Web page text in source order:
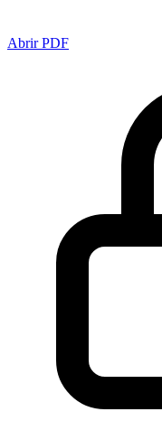
Abrir PDF